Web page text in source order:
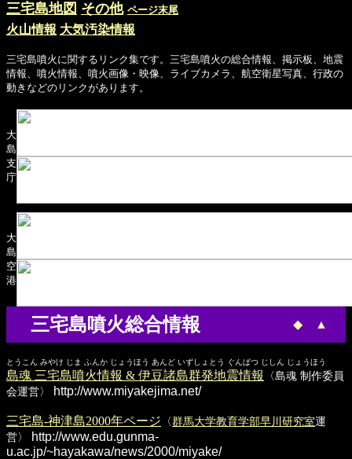
三宅島地図 その他 ページ末尾
火山情報 大気汚染情報
三宅島噴火に関するリンク集です。三宅島噴火の総合情報、掲示板、地震
情報、噴火情報、噴火画像・映像、ライブカメラ、航空衛星写真、行政の
動きなどのリンクがあります。
大
島
支
庁
大
島
空
港
三宅島噴火総合情報 ◆ ▲
とうこん みやけ じま ふんか じょうほう あんど いずしょとう ぐんぱつ じしん じょうほう
島魂 三宅島噴火情報 & 伊豆諸島群発地震情報
〈島魂 制作委員
会運営〉
http://www.miyakejima.net/
三宅島-神津島2000年ページ 〈群馬大学教育学部早川研究室運
営〉
http://www.edu.gunma-
u.ac.jp/~hayakawa/news/2000/miyake/